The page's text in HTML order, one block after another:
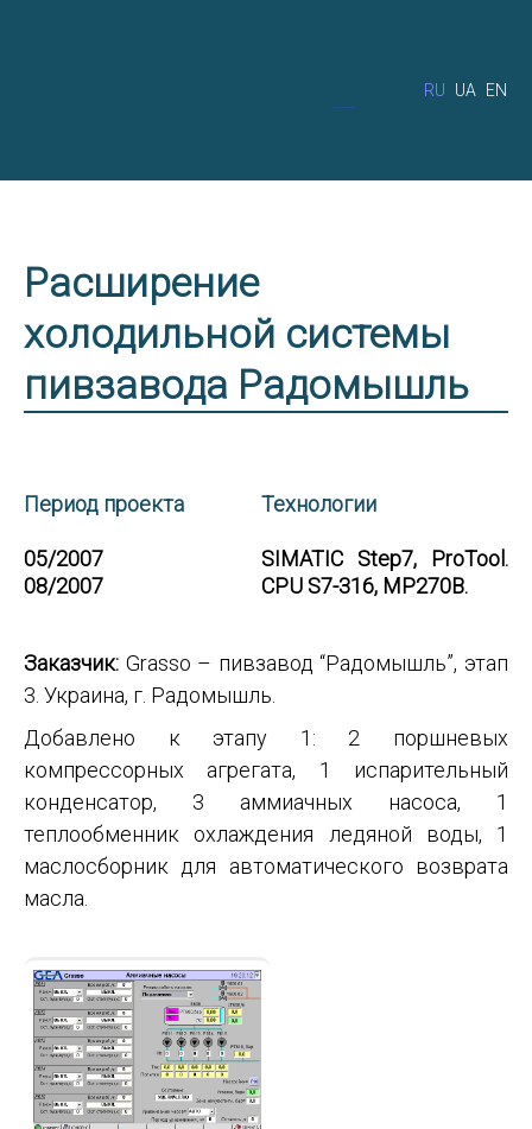
RU UA EN
Расширение
холодильной системы
пивзавода Радомышль
Период проекта
05/2007
08/2007
Технологии
SIMATIC Step7, ProTool.
CPU S7-316, MP270B.
Заказчик: Grasso – пивзавод “Радомышль”, этап
3. Украина, г. Радомышль.
Добавлено к этапу 1: 2 поршневых
компрессорных агрегата, 1 испарительный
конденсатор, 3 аммиачных насоса, 1
теплообменник охлаждения ледяной воды, 1
маслосборник для автоматического возврата
масла.